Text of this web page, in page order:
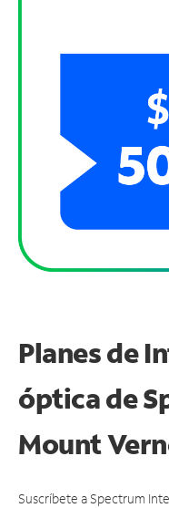
Planes de
óptica de
Mount
Suscríbete a Spectrum